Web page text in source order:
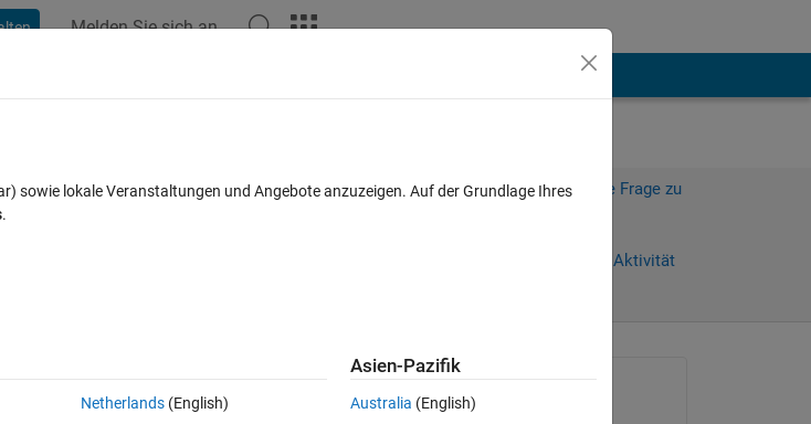
Melden Sie sich an
be processed due to an
Melden Sie sich an, um diese Frage zu
Anmelden, um Aktivität
sowie lokale Veranstaltungen und Angebote anzuzeigen. Auf der Grundlage Ihres
.
Netherlands(English)
Asien-Pazifik
Australia (English)